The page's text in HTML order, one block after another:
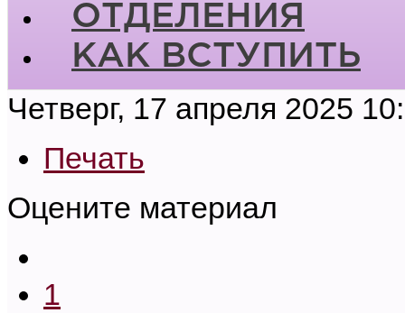
ОТДЕЛЕНИЯ
КАК ВСТУПИТЬ
Четверг, 17 апреля 2025
Печать
Оцените материал
1